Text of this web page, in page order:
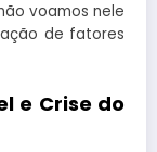
voamos nele
de fatores
e Crise do